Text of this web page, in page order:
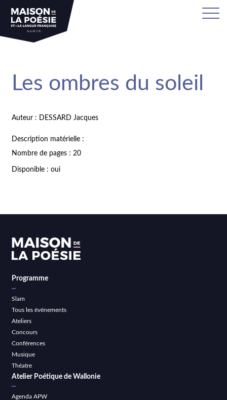
Les ombres du soleil
Auteur : DESSARD Jacques
Description matérielle :
Nombre de pages : 20
Disponible : oui
Programme
Slam
Tous les événements
Ateliers
Concours
Conférences
Musique
Théatre
Atelier Poétique de Wallonie
Agenda APW